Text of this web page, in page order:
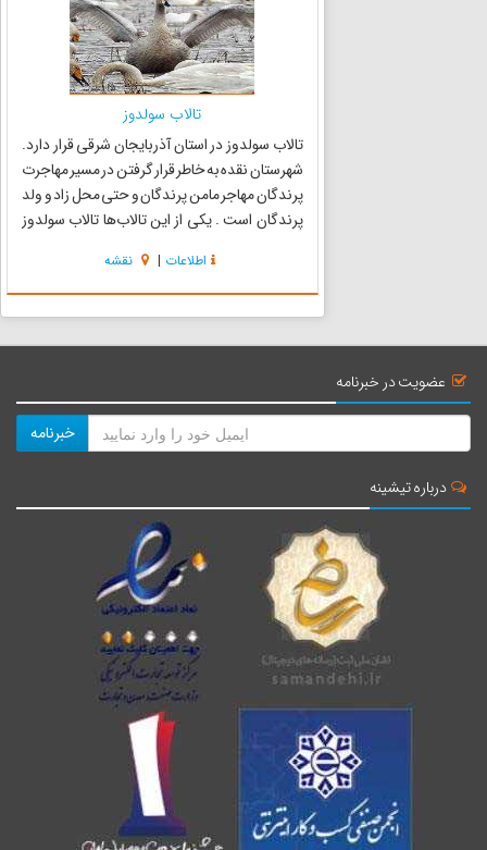
تالاب سولدوز
تالاب سولدوز در استان آذربایجان شرقی قرار دارد.
شهرستان نقده به خاطر قرار گرفتن در مسیر مهاجرت
پرندگان مهاجر مامن پرندگان و حتی محل زاد و ولد
پرندگان است . یکی از این تالاب‌ها تالاب سولدوز
وسعت آبی 800 هکتار در داخل پارک ملی دریاچه
ارومیه واق...
اطلاعات | نقشه
عضویت در خبرنامه
خبرنامه
درباره تیشینه